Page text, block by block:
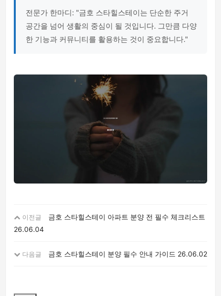
전문가 한마디: "금호 스타힐스테이는 단순한 주거
공간을 넘어 생활의 중심이 될 것입니다. 그만큼 다양
한 기능과 커뮤니티를 활용하는 것이 중요합니다."
이전글
금호 스타힐스테이 아파트 분양 전 필수 체크리스트
26.06.04
다음글 금호 스타힐스테이 분양 필수 안내 가이드 26.06.02